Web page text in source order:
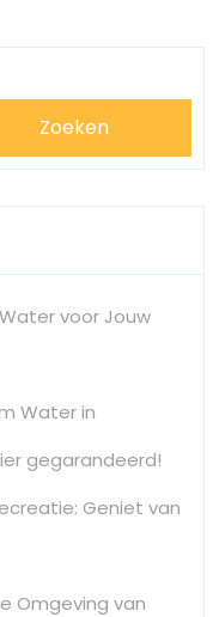
Zoeken
voor Jouw
Water in
gegarandeerd!
Geniet van
Omgeving van